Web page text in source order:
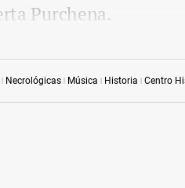
Necrológicas Música Historia Centro
Purchena.